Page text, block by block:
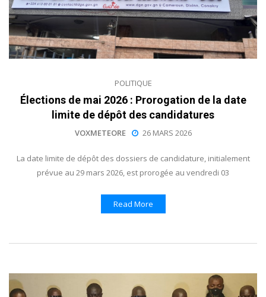
POLITIQUE
Élections de mai 2026 : Prorogation de la date
limite de dépôt des candidatures
VOXMETEORE 26 MARS 2026
La date limite de dépôt des dossiers de candidature, initialement
prévue au 29 mars 2026, est prorogée au vendredi 03
Read More